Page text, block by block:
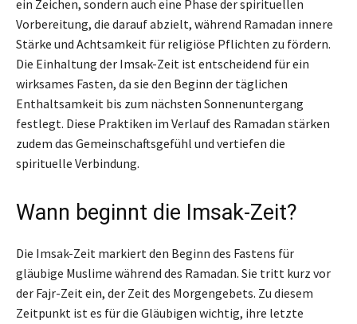
ein Zeichen, sondern auch eine Phase der spirituellen
Vorbereitung, die darauf abzielt, während Ramadan innere
Stärke und Achtsamkeit für religiöse Pflichten zu fördern.
Die Einhaltung der Imsak-Zeit ist entscheidend für ein
wirksames Fasten, da sie den Beginn der täglichen
Enthaltsamkeit bis zum nächsten Sonnenuntergang
festlegt. Diese Praktiken im Verlauf des Ramadan stärken
zudem das Gemeinschaftsgefühl und vertiefen die
spirituelle Verbindung.
Wann beginnt die Imsak-Zeit?
Die Imsak-Zeit markiert den Beginn des Fastens für
gläubige Muslime während des Ramadan. Sie tritt kurz vor
der Fajr-Zeit ein, der Zeit des Morgengebets. Zu diesem
Zeitpunkt ist es für die Gläubigen wichtig, ihre letzte